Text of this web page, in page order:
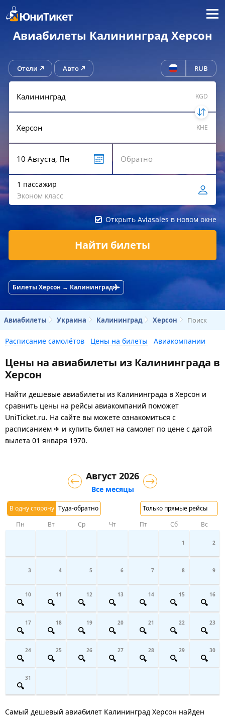
ЮниТикет Меню
Авиабилеты Калининград Херсон
Отели Авто RUB
KGD
KHE
1 пассажир
Эконом класс
Открыть Aviasales в новом окне
Найти билеты
Билеты Херсон → Калининград
Авиабилеты Украина Калининград Херсон Поиск
Расписание самолётов Цены на билеты Авиакомпании
Цены на авиабилеты из Калининграда в
Херсон
Найти дешевые авиабилеты из Калининграда в Херсон и
сравнить цены на рейсы авиакомпаний поможет
UniTicket.ru. На сайте вы можете ознакомиться с
расписанием ✈ и купить билет на самолет по цене с датой
вылета 01 января 1970.
В одну сторону Туда-обратно Только прямые рейсы
Август 2026
Все месяцы
Пн Вт Ср Чт Пт Сб Вс
1 2
3 4 5 6 7 8 9
10 11 12 13 14 15 16
17 18 19 20 21 22 23
24 25 26 27 28 29 30
31
Самый дешевый авиабилет Калининград Херсон найден